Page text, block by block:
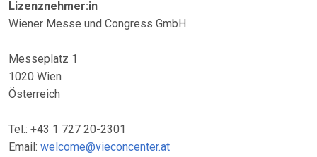
Lizenznehmer:in
Wiener Messe und Congress GmbH
Messeplatz 1
1020 Wien
Österreich
Tel.: +43 1 727 20-2301
Email: welcome@vieconcenter.at